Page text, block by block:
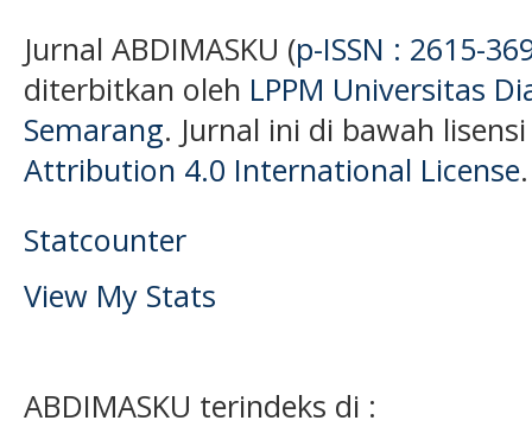
Jurnal ABDIMASKU (p-ISSN : 2615-
diterbitkan oleh LPPM Universitas
Semarang. Jurnal ini di bawah
Attribution 4.0 International License.
Statcounter
View My Stats
ABDIMASKU terindeks di :